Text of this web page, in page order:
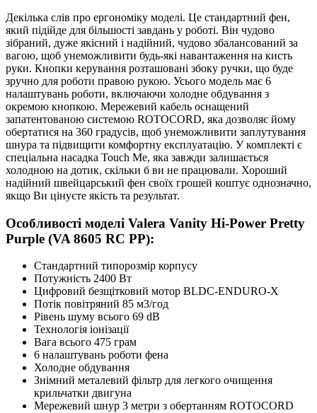
Декілька слів про ергономіку моделі. Це стандартний фен,
який підійде для більшості завдань у роботі. Він чудово
зібраний, дуже якісний і надійний, чудово збалансований за
вагою, щоб унеможливити будь-які навантаження на кисть
руки. Кнопки керування розташовані збоку ручки, що буде
зручно для роботи правою рукою. Усього модель має 6
налаштувань роботи, включаючи холодне обдування з
окремою кнопкою. Мережевий кабель оснащений
запатентованою системою ROTOCORD, яка дозволяє йому
обертатися на 360 градусів, щоб унеможливити заплутування
шнура та підвищити комфортну експлуатацію. У комплекті є
спеціальна насадка Touch Me, яка завжди залишається
холодною на дотик, скільки б ви не працювали. Хороший
надійний швейцарський фен своїх грошей коштує однозначно,
якщо Ви цінуєте якість та результат.
Особливості моделі Valera Vanity Hi-Power Pretty
Purple (VA 8605 RC PP):
Стандартний типорозмір корпусу
Потужність 2400 Вт
Цифровий безщітковий мотор BLDC-ENDURO-X
Потік повітряний 85 м3/год
Рівень шуму всього 69 dB
Технологія іонізації
Вага всього 475 грам
6 налаштувань роботи фена
Холодне обдування
Знімний металевий фільтр для легкого очищення
крильчатки двигуна
Мережевий шнур 3 метри з обертанням ROTOCORD